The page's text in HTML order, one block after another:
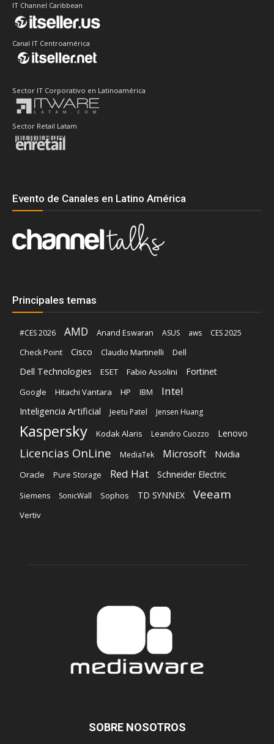
IT Channel Caribbean
Canal IT Centroamérica
Sector IT Corporativo en Latinoamérica
Sector Retail Latam
Evento de Canales en Latino América
Principales temas
#CES 2026 AMD Anand Eswaran ASUS aws
CES 2025
Check Point
Cisco Claudio Martinelli Dell
Dell Technologies ESET Fabio Assolini Fortinet
Google Hitachi Vantara HP IBM Intel
Inteligencia Artificial Jeetu Patel Jensen Huang
Kaspersky Kodak Alaris Leandro Cuozzo Lenovo
Licencias OnLine MediaTek Microsoft Nvidia
Oracle Pure Storage Red Hat Schneider Electric
Siemens SonicWall Sophos TD SYNNEX Veeam
Vertiv
SOBRE NOSOTROS